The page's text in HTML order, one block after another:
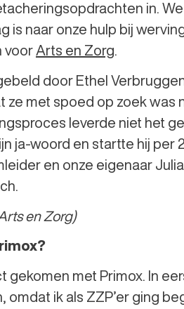
in.
naar onze hulp bij
voor Arts en Zorg
door Ethel
met spoed op zoek was
leverde niet het
ja-woord en startte hij per
en onze eigenaar
en Zorg)
met Primox. In
ik als ZZP’er ging